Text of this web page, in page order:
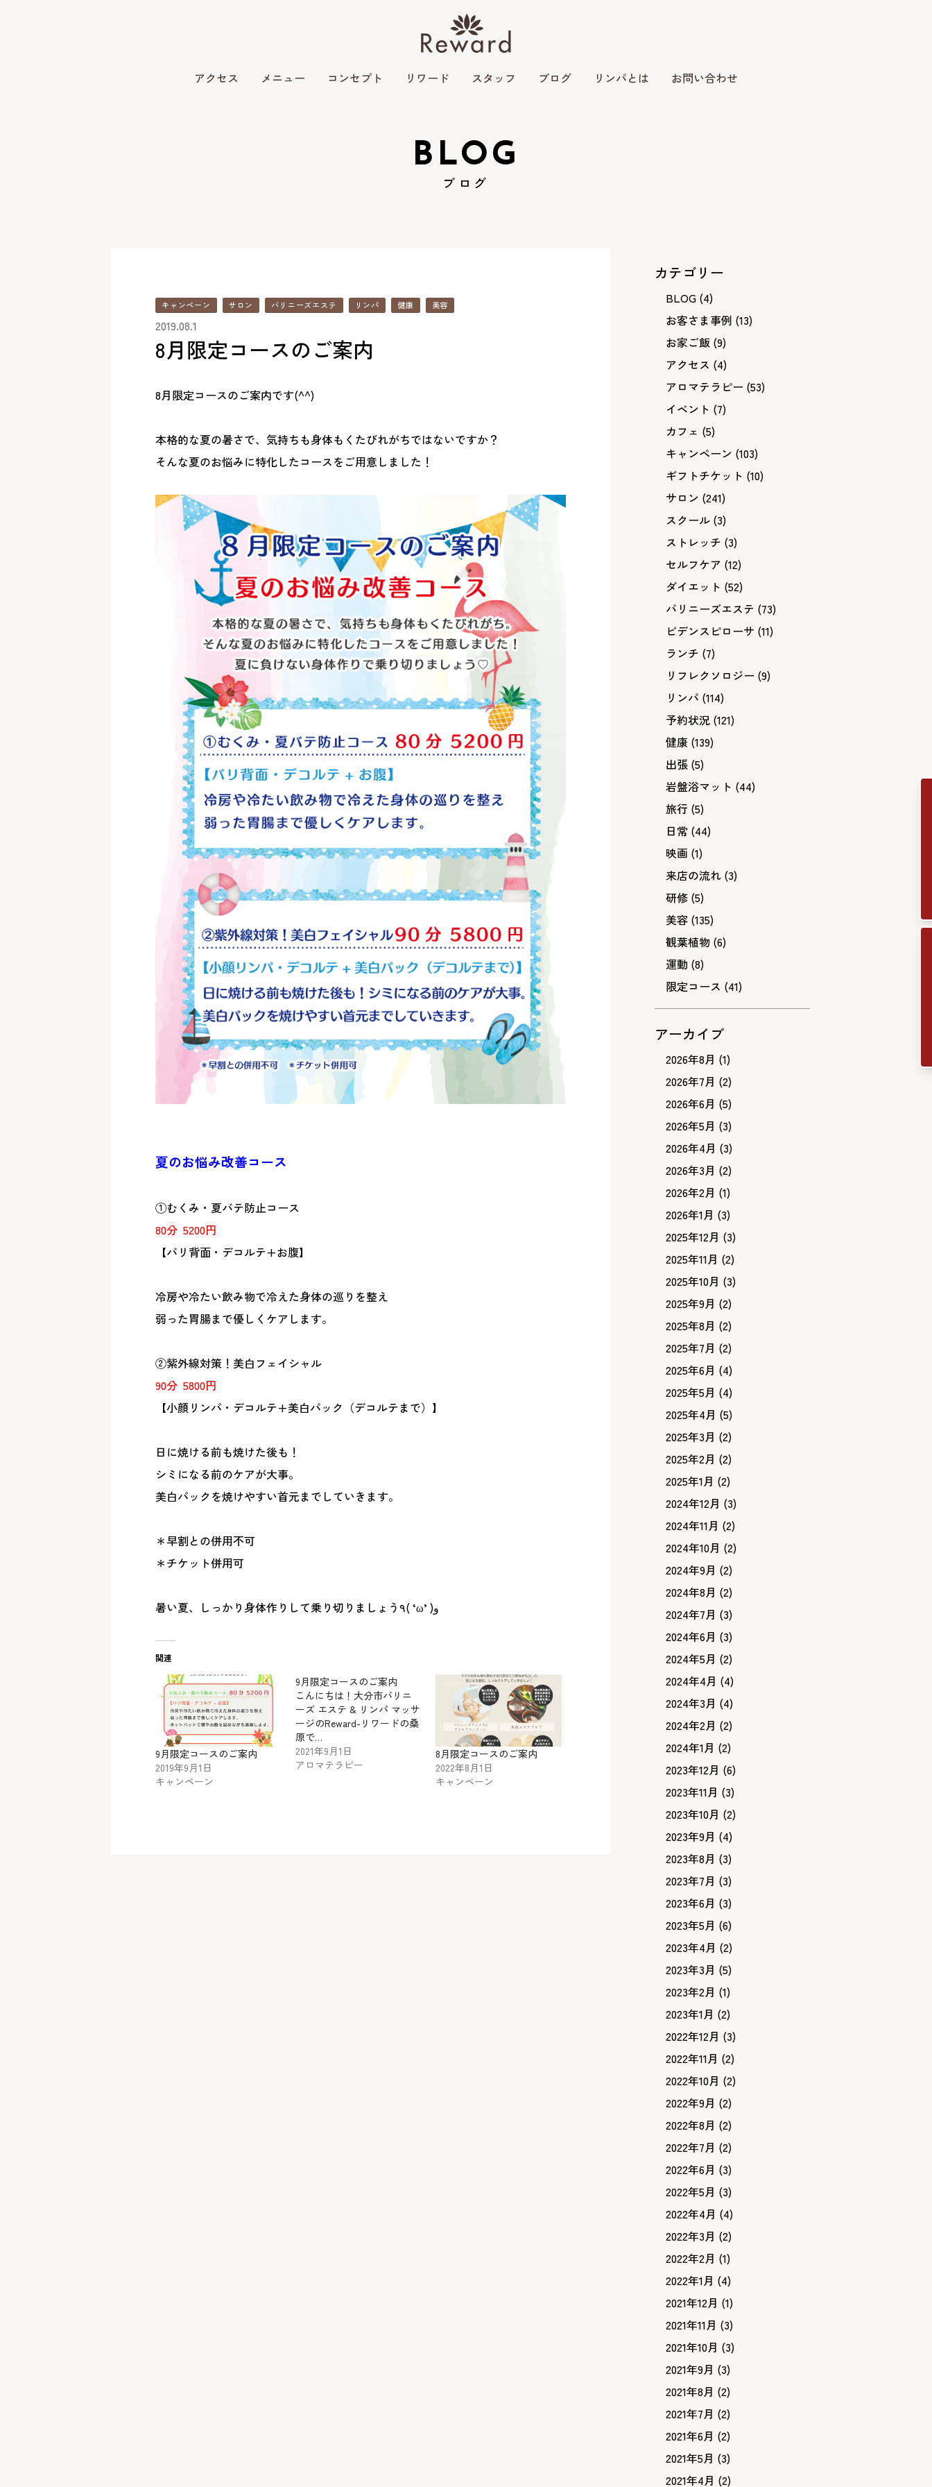
アクセス メニュー コンセプト リワード スタッフ ブログ リンパとは お問い合わせ
BLOG
ブログ
キャンペーン サロン バリニーズエステ リンパ 健康 美容
2019.08.1
8月限定コースのご案内
8月限定コースのご案内です(^^)
本格的な夏の暑さで、気持ちも身体もくたびれがちではないですか？
そんな夏のお悩みに特化したコースをご用意しました！
夏のお悩み改善コース
①むくみ・夏バテ防止コース
80分 5200円
【バリ背面・デコルテ+お腹】
冷房や冷たい飲み物で冷えた身体の巡りを整え
弱った胃腸まで優しくケアします。
②紫外線対策！美白フェイシャル
90分 5800円
【小顔リンパ・デコルテ+美白パック（デコルテまで）】
日に焼ける前も焼けた後も！
シミになる前のケアが大事。
美白パックを焼けやすい首元までしていきます。
＊早割との併用不可
＊チケット併用可
暑い夏、しっかり身体作りして乗り切りましょう٩( ‘ω’ )و
関連
9月限定コースのご案内
2019年9月1日
キャンペーン
9月限定コースのご案内
こんにちは！大分市バリニ
ーズ エステ & リンパ マッサ
ージのReward-リワードの桑
原で…
2021年9月1日
アロマテラピー
8月限定コースのご案内
2022年8月1日
キャンペーン
カテゴリー
BLOG (4)
お客さま事例 (13)
お家ご飯 (9)
アクセス (4)
アロマテラピー (53)
イベント (7)
カフェ (5)
キャンペーン (103)
ギフトチケット (10)
サロン (241)
スクール (3)
ストレッチ (3)
セルフケア (12)
ダイエット (52)
バリニーズエステ (73)
ビデンスピローサ (11)
ランチ (7)
リフレクソロジー (9)
リンパ (114)
予約状況 (121)
健康 (139)
出張 (5)
岩盤浴マット (44)
旅行 (5)
日常 (44)
映画 (1)
来店の流れ (3)
研修 (5)
美容 (135)
観葉植物 (6)
運動 (8)
限定コース (41)
アーカイブ
2026年8月 (1)
2026年7月 (2)
2026年6月 (5)
2026年5月 (3)
2026年4月 (3)
2026年3月 (2)
2026年2月 (1)
2026年1月 (3)
2025年12月 (3)
2025年11月 (2)
2025年10月 (3)
2025年9月 (2)
2025年8月 (2)
2025年7月 (2)
2025年6月 (4)
2025年5月 (4)
2025年4月 (5)
2025年3月 (2)
2025年2月 (2)
2025年1月 (2)
2024年12月 (3)
2024年11月 (2)
2024年10月 (2)
2024年9月 (2)
2024年8月 (2)
2024年7月 (3)
2024年6月 (3)
2024年5月 (2)
2024年4月 (4)
2024年3月 (4)
2024年2月 (2)
2024年1月 (2)
2023年12月 (6)
2023年11月 (3)
2023年10月 (2)
2023年9月 (4)
2023年8月 (3)
2023年7月 (3)
2023年6月 (3)
2023年5月 (6)
2023年4月 (2)
2023年3月 (5)
2023年2月 (1)
2023年1月 (2)
2022年12月 (3)
2022年11月 (2)
2022年10月 (2)
2022年9月 (2)
2022年8月 (2)
2022年7月 (2)
2022年6月 (3)
2022年5月 (3)
2022年4月 (4)
2022年3月 (2)
2022年2月 (1)
2022年1月 (4)
2021年12月 (1)
2021年11月 (3)
2021年10月 (3)
2021年9月 (3)
2021年8月 (2)
2021年7月 (2)
2021年6月 (2)
2021年5月 (3)
2021年4月 (2)